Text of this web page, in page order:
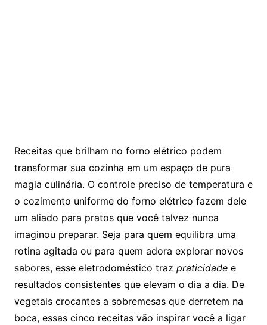
Receitas que brilham no forno elétrico podem
transformar sua cozinha em um espaço de pura
magia culinária. O controle preciso de temperatura e
o cozimento uniforme do forno elétrico fazem dele
um aliado para pratos que você talvez nunca
imaginou preparar. Seja para quem equilibra uma
rotina agitada ou para quem adora explorar novos
sabores, esse eletrodoméstico traz praticidadee
resultados consistentes que elevam o dia a dia. De
vegetais crocantes a sobremesas que derretem na
boca, essas cinco receitas vão inspirar você a ligar